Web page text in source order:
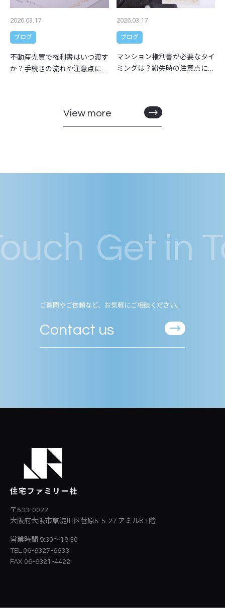
2026.03.17
ブログ
不動産売買で権利書はいつ渡す
か？手続きの流れや注意点につ
2026.03.17
ブログ
マンション権利書が必要なタイ
ミングは？紛失時の注意点につ
View more
ご質問やご依頼など、お気軽にご相談ください。
Contact us
〒533-0022
大阪府大阪市東淀川区菅原5-5-27 アミル8 1階
営業時間 9:30～18:30
TEL 06-6327-6633
FAX 06-6321-4422